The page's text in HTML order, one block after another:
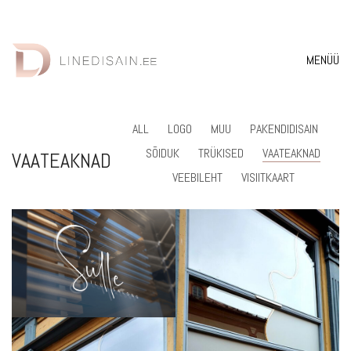
MENÜÜ
VAATEAKNAD
ALL LOGO MUU
PAKENDIDISAIN
SÕIDUK
TRÜKISED
VAATEAKNAD
VEEBILEHT
VISIITKAART